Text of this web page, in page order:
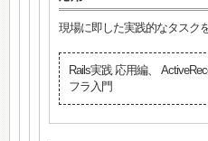
現場に即した実践的なタスク
Rails実践 応用編、
フラ入門